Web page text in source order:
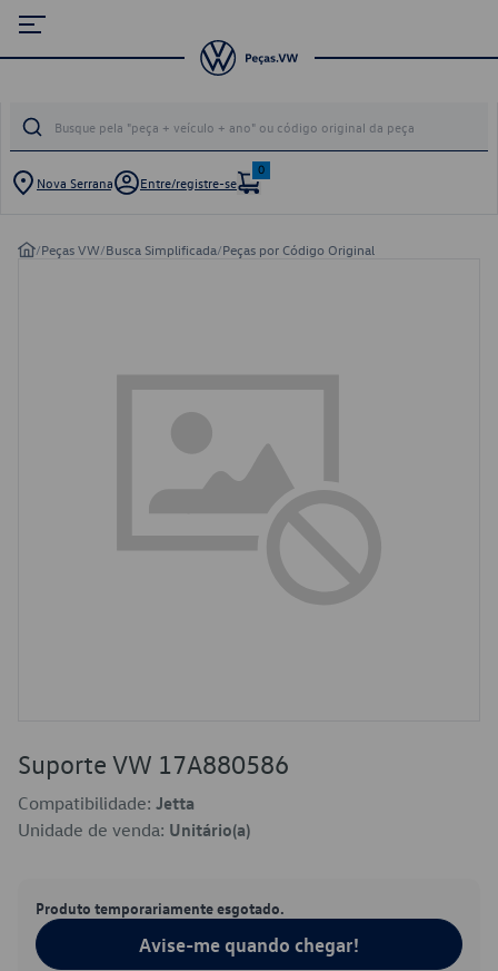
Nova Serrana Entre/registre-se
0
/Peças VW/Busca Simplificada/Peças por Código Original
Suporte VW 17A880586
Compatibilidade: Jetta
Unidade de venda: Unitário(a)
Produto temporariamente esgotado.
Avise-me quando chegar!